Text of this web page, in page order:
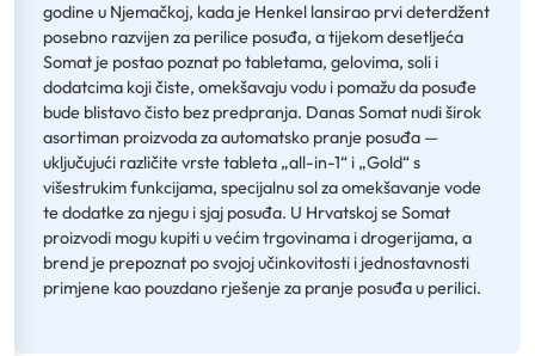
godine u Njemačkoj, kada je Henkel lansirao prvi deterdžent
posebno razvijen za perilice posuđa, a tijekom desetljeća
Somat je postao poznat po tabletama, gelovima, soli i
dodatcima koji čiste, omekšavaju vodu i pomažu da posuđe
bude blistavo čisto bez predpranja. Danas Somat nudi širok
asortiman proizvoda za automatsko pranje posuđa —
uključujući različite vrste tableta „all-in-1“ i „Gold“ s
višestrukim funkcijama, specijalnu sol za omekšavanje vode
te dodatke za njegu i sjaj posuđa. U Hrvatskoj se Somat
proizvodi mogu kupiti u većim trgovinama i drogerijama, a
brend je prepoznat po svojoj učinkovitosti i jednostavnosti
primjene kao pouzdano rješenje za pranje posuđa u perilici.